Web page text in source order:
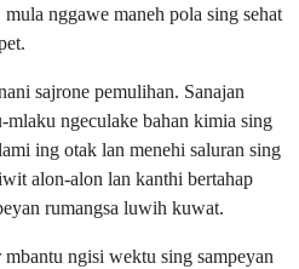
nggawe maneh pola sing sehat
sajrone pemulihan. Sanajan
mlaku ngeculake bahan kimia sing
ing otak lan menehi saluran sing
alon-alon lan kanthi bertahap
rumangsa luwih kuwat.
ngisi wektu sing sampeyan